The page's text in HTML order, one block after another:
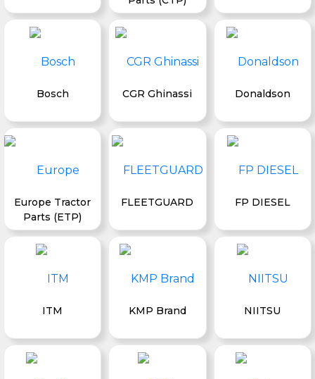
Bosch CGR Ghinassi Donaldson
Europe Tractor
Parts (ETP)
FLEETGUARD FP DIESEL
ITM KMP Brand NIITSU